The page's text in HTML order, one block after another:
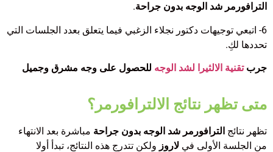
الترافورمر شد الوجه بدون جراحة.
6- اتبعي توجيهات دكتور نجلاء الزغبي فيما يتعلق بعدد الجلسات التي
تحددها لكِ.
جرب تقنية الالثيرا لشد الوجه للحصول على وجه مشرق وجميل
متى تظهر نتائج الالترافورمر؟
تظهر نتائج الترافورمر شد الوجه بدون جراحة مباشرة بعد الانتهاء
من الجلسة الأولى في لاروز ولكن تتدرج هذه النتائج، تبدأ أولا